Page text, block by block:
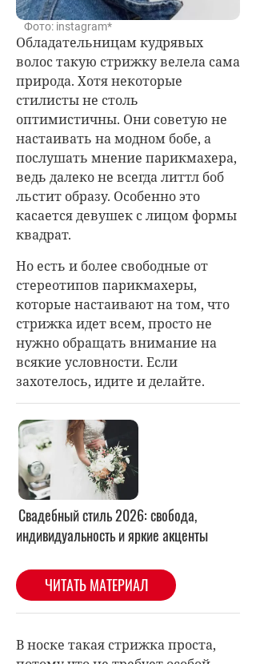
Фото: instagram*
Обладательницам кудрявых
волос такую стрижку велела сама
природа. Хотя некоторые
стилисты не столь
оптимистичны. Они советую не
настаивать на модном бобе, а
послушать мнение парикмахера,
ведь далеко не всегда литтл боб
льстит образу. Особенно это
касается девушек с лицом формы
квадрат.
Но есть и более свободные от
стереотипов парикмахеры,
которые настаивают на том, что
стрижка идет всем, просто не
нужно обращать внимание на
всякие условности. Если
захотелось, идите и делайте.
В носке такая стрижка проста,